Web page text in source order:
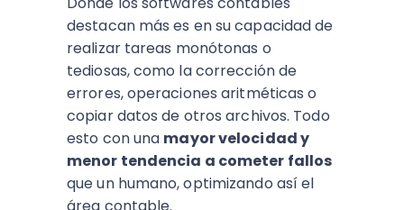
destacan más es en su capacidad de
realizar tareas monótonas o
tediosas, como la corrección de
errores, operaciones aritméticas o
copiar datos de otros archivos. Todo
esto con una mayor velocidad y
menor tendencia a cometer fallos
que un humano, optimizando así el